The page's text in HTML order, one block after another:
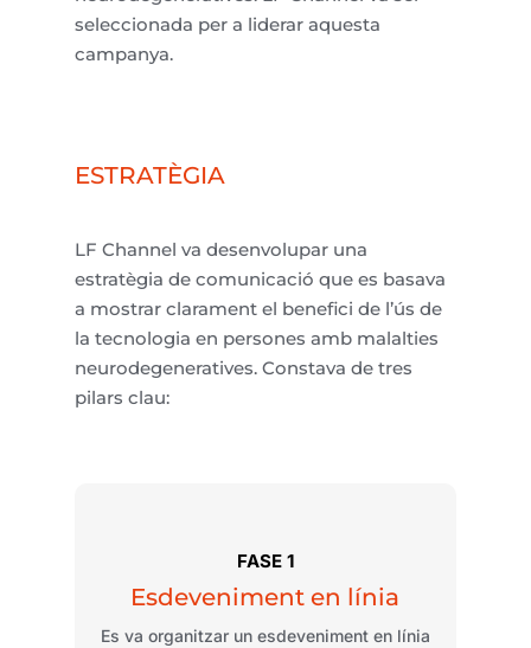
seleccionada per a liderar aquesta
campanya.
ESTRATÈGIA
LF Channel va desenvoluparuna
estratègia de comunicació que es basava
a mostrar claramentel benefici de l’ús de
la tecnologia en persones amb malalties
neurodegeneratives. Constava de tres
pilars clau:
FASE 1
Esdeveniment en línia
Es va organitzarun esdevenimenten línia